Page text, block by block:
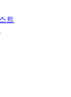
트